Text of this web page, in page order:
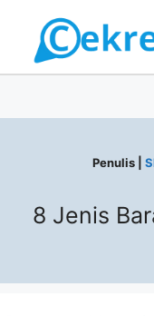
Penulis |
8 Jenis